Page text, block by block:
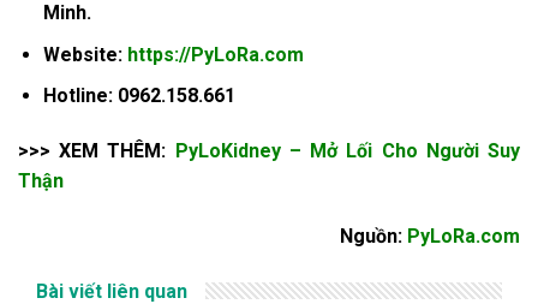
Minh.
Website: https://PyLoRa.com
Hotline: 0962.158.661
>>> XEM THÊM: PyLoKidney – Mở Lối Cho Người Suy
Thận
Nguồn: PyLoRa.com
Bài viết liên quan